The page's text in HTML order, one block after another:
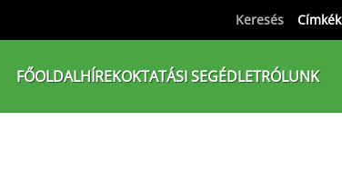
Keresés Címkék
FŐOLDALHÍREKOKTATÁSI SEGÉDLETRÓLUNK